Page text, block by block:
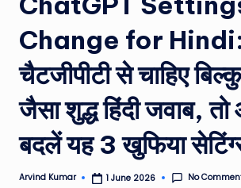
h
&
M
o
vi
e
N
Change for
चैटजीपीटी से चाहिए
जैसा शुद्ध हिंदी जवाब,
बदलें यह 3 खुफिया
Posted
Arvind Kumar 1 June 2026 No